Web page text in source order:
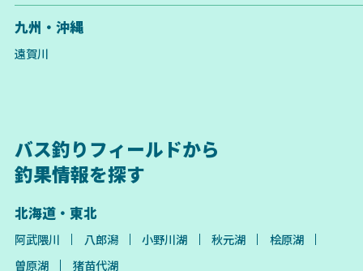
九州・沖縄
遠賀川
バス釣りフィールドから
釣果情報を探す
北海道・東北
阿武隈川 八郎潟 小野川湖 秋元湖
桧原湖
曽原湖
猪苗代湖